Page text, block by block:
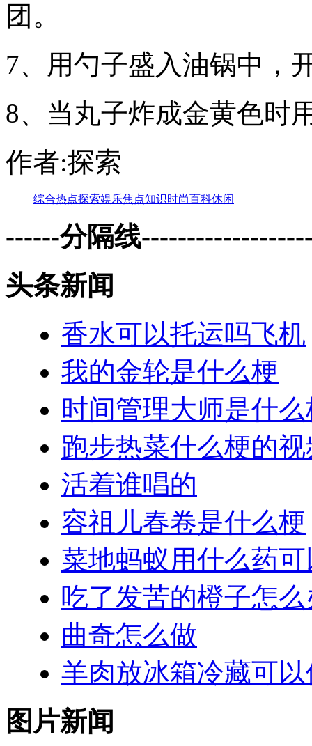
团。
7、用勺子盛入油锅中，
8、当丸子炸成金黄色时
作者:探索
综合热点探索娱乐焦点知识时尚百科休闲
------分隔线
头条新闻
香水可以托运吗飞机
我的金轮是什么梗
时间管理大师是什么
跑步热菜什么梗的视
活着谁唱的
容祖儿春卷是什么梗
菜地蚂蚁用什么药
吃了发苦的橙子怎么
曲奇怎么做
羊肉放冰箱冷藏可
图片新闻